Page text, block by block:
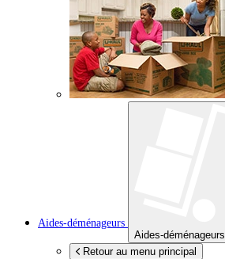
Aides-déménageurs
Aides-déménageurs
Retour au menu principal